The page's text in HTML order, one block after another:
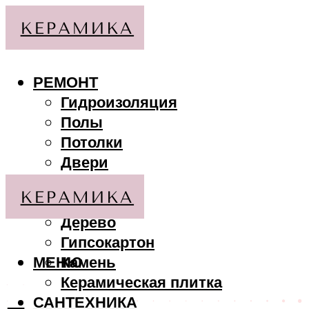
РЕМОНТ
Гидроизоляция
Полы
Потолки
Двери
МАТЕРИАЛЫ
Дерево
Гипсокартон
Камень
Керамическая плитка
САНТЕХНИКА
МЕНЮ